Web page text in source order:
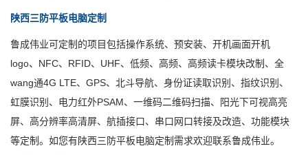
陕西三防平板电脑定制
鲁成伟业可定制的项目包括操作系统、预安装、开机画面开机
logo、NFC、RFID、UHF、低频、高频、高频读卡模块改制、全
wang通4G LTE、GPS、北斗导航、身份证读取识别、指纹识别、
虹膜识别、电力红外PSAM、一维码二维码扫描、阳光下可视高亮
屏、高分辨率高清屏、航插接口、串口网口转接及改造、功能模块
等定制。如您有陕西三防平板电脑定制需求欢迎联系鲁成伟业。